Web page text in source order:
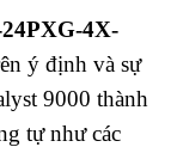
4X-
ý định và sự
9000 thành
tự như các